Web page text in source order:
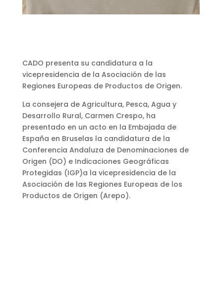
CADO presenta su candidatura a la
vicepresidencia de la Asociación de las
Regiones Europeas de Productos de Origen.
La consejera de Agricultura, Pesca, Agua y
Desarrollo Rural, Carmen Crespo, ha
presentado en un acto en la Embajada de
España en Bruselas la candidatura de la
Conferencia Andaluza de Denominaciones de
Origen (DO) e Indicaciones Geográficas
Protegidas (IGP)a la vicepresidencia de la
Asociación de las Regiones Europeas de los
Productos de Origen (Arepo).